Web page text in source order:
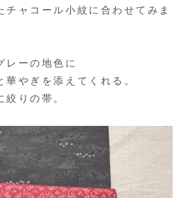
ャコール小紋に合わせてみま
レーの地色に
やぎを添えてくれる。
りの帯。